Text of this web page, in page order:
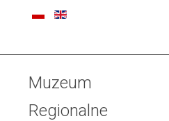
Muzeum
Regionalne